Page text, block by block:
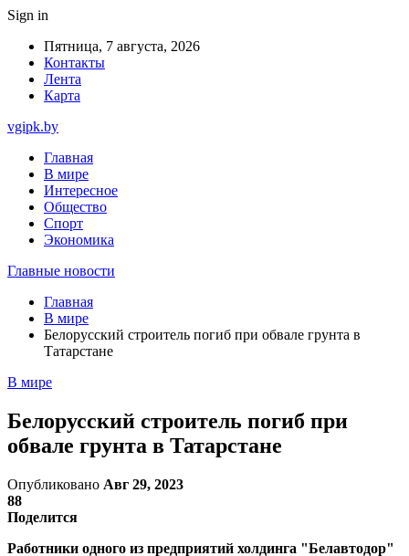
Sign in
Пятница, 7 августа, 2026
Контакты
Лента
Карта
vgipk.by
Главная
В мире
Интересное
Общество
Спорт
Экономика
Главные новости
Главная
В мире
Белорусский строитель погиб при обвале грунта в
Татарстане
В мире
Белорусский строитель погиб при
обвале грунта в Татарстане
Опубликовано Авг 29, 2023
88
Поделится
Работники одного из предприятий холдинга "Белавтодор"